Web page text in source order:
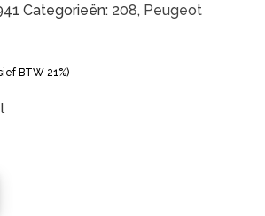
Categorieën: 208, Peugeot
BTW 21%)